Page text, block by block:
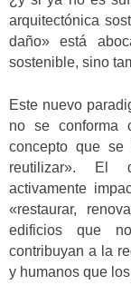
arquitectónica
daño» está
sostenible, sino
Este nuevo
no se conforma
concepto que se
reutilizar». El
activamente
«restaurar,
edificios que
contribuyan a la
y humanos que